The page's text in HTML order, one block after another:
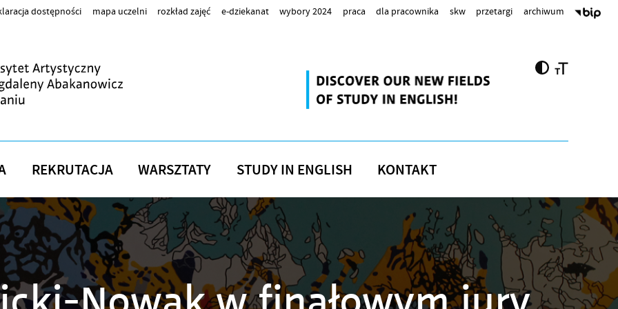
dostępności mapa uczelni rozkład zajęć e-dziekanat wybory 2024 praca dla pracownika skw przetargi archiwum
REKRUTACJA WARSZTATY STUDY IN ENGLISH KONTAKT